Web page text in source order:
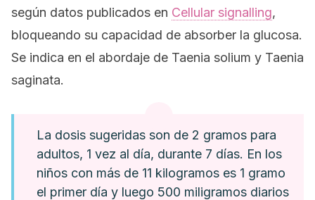
según datos publicados en Cellular signalling,
bloqueando su capacidad de absorber la glucosa.
Se indica en el abordaje de Taenia solium y Taenia
saginata.
La dosis sugeridas son de 2 gramos para
adultos, 1 vez al día, durante 7 días. En los
niños con más de 11 kilogramos es 1 gramo
el primer día y luego 500 miligramos diarios